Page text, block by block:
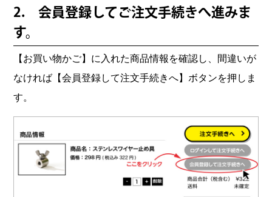
2. 会員登録してご注文手続きへ進みま
す。
【お買い物かご】に入れた商品情報を確認し、間違いが
なければ【会員登録して注文手続きへ】ボタンを押しま
す。